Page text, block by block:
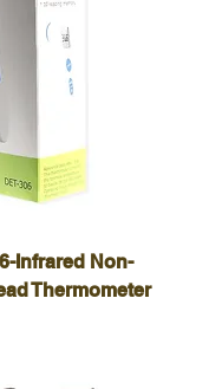
Infrared Non-
Thermometer